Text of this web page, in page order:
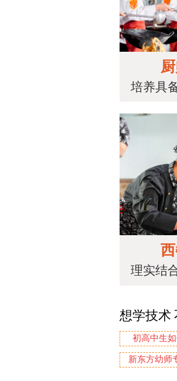
培养具
理实结
想学技术
初高中生
新东方幼师